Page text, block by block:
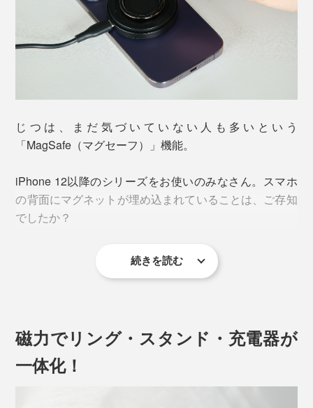
じつは、まだ気づいていない人も多いという
「MagSafe（マグセーフ）」機能。
iPhone 12以降のシリーズをお使いのみなさん。スマホ
の背面にマグネットが埋め込まれていることは、ご存知
でしたか？
つまり、iPhone本体にMagSafe対応の充電器やアクセサ
ぜひ『MaGdge』で、その便利な機能をフル活用してく
ださい。
続きを読む
磁力でリング・スタンド・充電器が
一体化！